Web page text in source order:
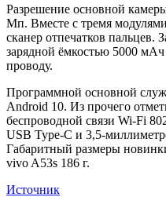
Разрешение основной
Мп. Вместе с тремя
сканер отпечатков пальцев.
зарядной ёмкостью 5000
проводу.
Программной основной
Android 10. Из прочего
беспроводной связи Wi-Fi
USB Type-C и 3,5-
Габаритный размеры
vivo A53s 186 г.
Источник